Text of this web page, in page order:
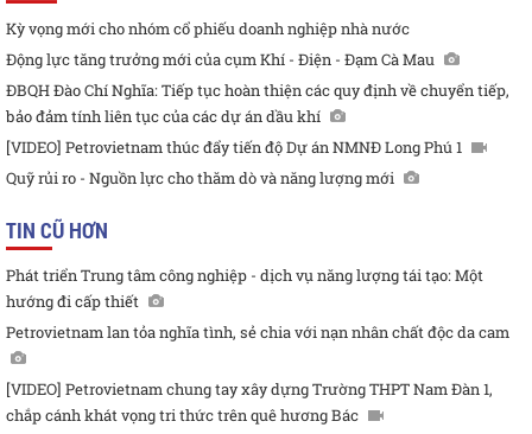
Kỳ vọng mới cho nhóm cổ phiếu doanh nghiệp nhà nước
Động lực tăng trưởng mới của cụm Khí - Điện - Đạm Cà Mau
ĐBQH Đào Chí Nghĩa: Tiếp tục hoàn thiện các quy định về chuyển tiếp,
bảo đảm tính liên tục của các dự án dầu khí
[VIDEO] Petrovietnam thúc đẩy tiến độ Dự án NMNĐ Long Phú 1
Quỹ rủi ro - Nguồn lực cho thăm dò và năng lượng mới
TIN CŨ HƠN
Phát triển Trung tâm công nghiệp - dịch vụ năng lượng tái tạo: Một
hướng đi cấp thiết
Petrovietnam lan tỏa nghĩa tình, sẻ chia với nạn nhân chất độc da cam
[VIDEO] Petrovietnam chung tay xây dựng Trường THPT Nam Đàn 1,
chắp cánh khát vọng tri thức trên quê hương Bác